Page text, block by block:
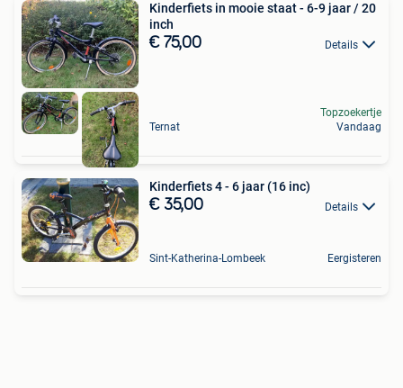
Kinderfiets in mooie staat - 6-9 jaar / 20
inch
€ 75,00 Details
Ternat
Topzoekertje
Vandaag
Kinderfiets 4 - 6 jaar (16 inc)
€ 35,00 Details
Sint-Katherina-Lombeek Eergisteren